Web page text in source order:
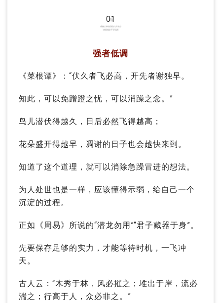
01
强者低调
《菜根谭》：“伏久者飞必高，开先者谢独早。
知此，可以免蹭蹬之忧，可以消躁之念。”
鸟儿潜伏得越久，日后必然飞得越高；
花朵盛开得越早，凋谢的日子也会越快来到。
知道了这个道理，就可以消除急躁冒进的想法。
为人处世也是一样，应该懂得示弱，给自己一个
沉淀的过程。
正如《周易》所说的“潜龙勿用”“君子藏器于身”。
先要保存足够的实力，才能等待时机，一飞冲
天。
古人云：“木秀于林，风必摧之；堆出于岸，流必
湍之；行高于人，众必非之。”